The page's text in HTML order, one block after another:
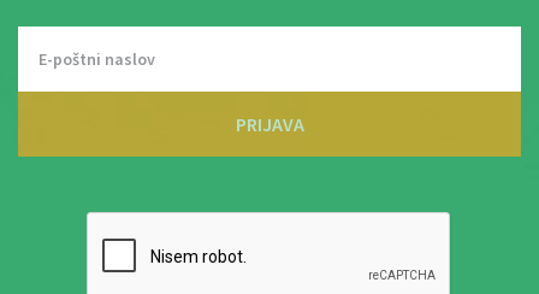
PRIJAVA